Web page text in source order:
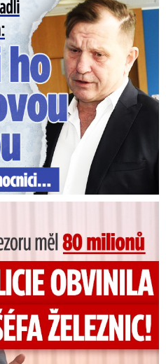
Soukupa: Krvavá nakládačka
obvinila exšéfa železnic!